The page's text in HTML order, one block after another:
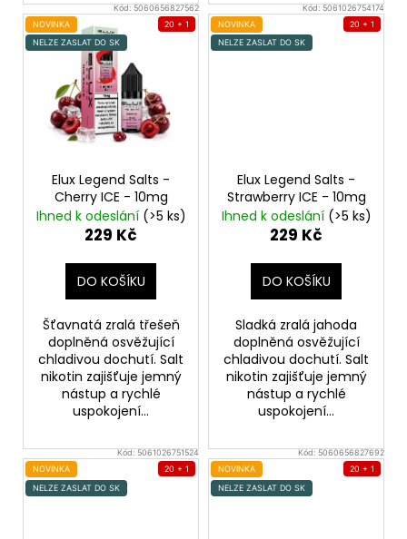
Kód:5060656827562
NOVINKA
NELZE ZASLAT DO SK
20 + 1
Elux Legend Salts -
Cherry ICE - 10mg
Ihned k odeslání (>5 ks)
229 Kč
DO KOŠÍKU
Šťavnatá zralá třešeň
doplněná osvěžující
chladivou dochutí. Salt
nikotin zajišťuje jemný
nástup a rychlé
uspokojení...
Kód:5061026754174
NOVINKA
NELZE ZASLAT DO SK
20 + 1
Elux Legend Salts -
Strawberry ICE - 10mg
Ihned k odeslání (>5 ks)
229 Kč
DO KOŠÍKU
Sladká zralá jahoda
doplněná osvěžující
chladivou dochutí. Salt
nikotin zajišťuje jemný
nástup a rychlé
uspokojení...
Kód:5061026751524
NOVINKA
NELZE ZASLAT DO SK
20 + 1
Kód:5060656827692
NOVINKA
NELZE ZASLAT DO SK
20 + 1